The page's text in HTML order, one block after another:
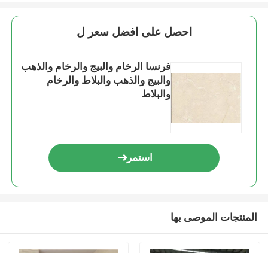
احصل على افضل سعر ل
فرنسا الرخام والبيج والرخام والذهب
والبيج والذهب والبلاط والرخام
والبلاط
استمر
المنتجات الموصى بها